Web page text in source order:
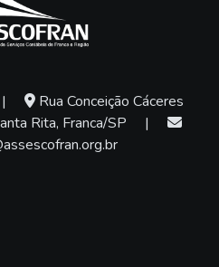
|
Rua Conceição Cáceres
Rita, Franca/SP
|